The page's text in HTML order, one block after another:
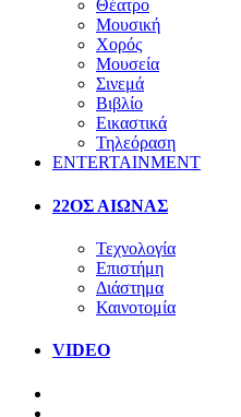
Θέατρο
Μουσική
Χορός
Μουσεία
Σινεμά
Βιβλίο
Εικαστικά
Τηλεόραση
ENTERTAINMENT
22ΟΣ ΑΙΩΝΑΣ
Τεχνολογία
Επιστήμη
Διάστημα
Καινοτομία
VIDEO